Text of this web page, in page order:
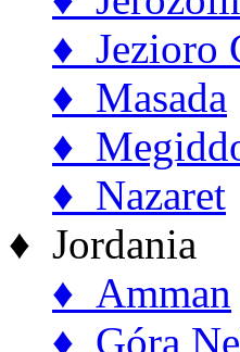
♦ Jezioro
♦ Masada
♦
♦ Nazaret
♦ Jordania
♦ Amman
♦ Góra